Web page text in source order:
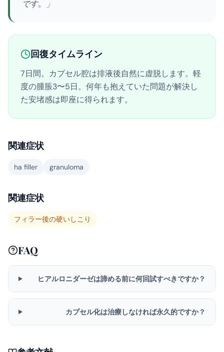
です。」
回復タイムライン
7日間。カプセル腔は排液後自然に虚脱します。軽
度の腫脹3〜5日。何年も抱えていた問題が解決し
た安堵感は即座に得られます。
関連症状
ha filler granuloma
関連症状
フィラー後の硬いしこり
FAQ
ヒアルロニダーゼは諦める前に何回試すべきですか？
カプセル化は治療しなければ永久的ですか？